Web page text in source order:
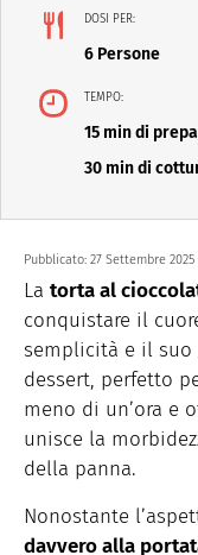
DOSI PER:
6 Persone
TEMPO:
15 min di
30 min di
Pubblicato: 27 Settembre 2025
La torta al
conquistare il
semplicità e il suo
dessert, perfetto
meno di un’ora e
unisce la
della panna.
Nonostante
davvero alla